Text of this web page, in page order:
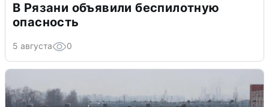
В Рязани объявили беспилотную
опасность
5 августа 0